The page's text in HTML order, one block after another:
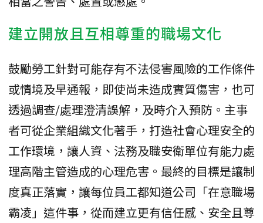
建立開放且互相尊重的職場文化
鼓勵勞工針對可能存有不法侵害風險的工作條件
或情境及早通報，即使尚未造成實質傷害，也可
透過調查/處理澄清誤解，及時介入預防。主事
者可從企業組織文化著手，打造社會心理安全的
工作環境，讓人資、法務及職安衛單位有能力處
理高階主管造成的心理危害。最終的目標是讓制
度真正落實，讓每位員工都知道公司「在意職場
霸凌」這件事，從而建立更有信任感、安全且尊